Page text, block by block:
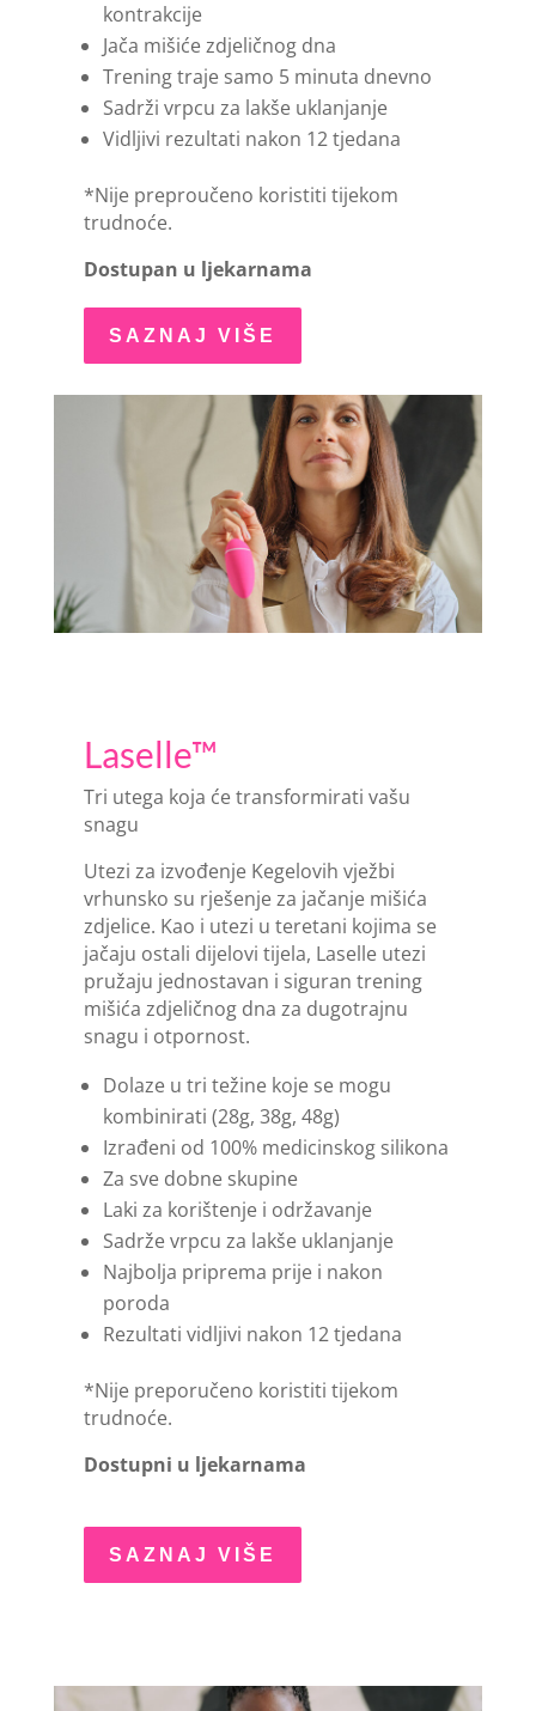
kontrakcije
Jača mišiće zdjeličnog dna
Trening traje samo 5 minuta dnevno
Sadrži vrpcu za lakše uklanjanje
Vidljivi rezultati nakon 12 tjedana
*Nije preproučeno koristiti tijekom
trudnoće.
Dostupan u ljekarnama
SAZNAJ VIŠE
Laselle™
Tri utega koja će transformirati vašu
snagu
Utezi za izvođenje Kegelovih vježbi
vrhunsko su rješenje za jačanje mišića
zdjelice. Kao i utezi u teretani kojima se
jačaju ostali dijelovi tijela, Laselle utezi
pružaju jednostavan i siguran trening
mišića zdjeličnog dna za dugotrajnu
snagu i otpornost.
Dolaze u tri težine koje se mogu
kombinirati (28g, 38g, 48g)
Izrađeni od 100% medicinskog silikona
Za sve dobne skupine
Laki za korištenje i održavanje
Sadrže vrpcu za lakše uklanjanje
Najbolja priprema prije i nakon
poroda
Rezultati vidljivi nakon 12 tjedana
*Nije preporučeno koristiti tijekom
trudnoće.
Dostupni u ljekarnama
SAZNAJ VIŠE